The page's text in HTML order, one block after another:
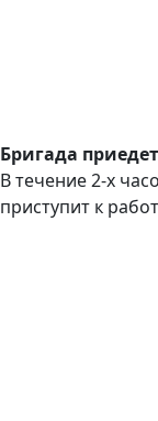
Бригада
В течение 2-х
приступит к